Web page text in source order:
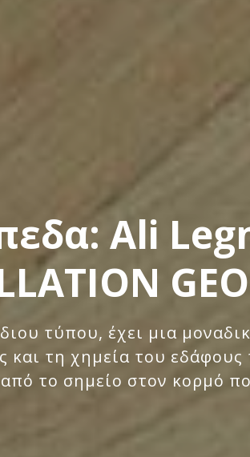
Ali
τύπου, έχει μια
και τη χημεία του
το σημείο στον κορμό